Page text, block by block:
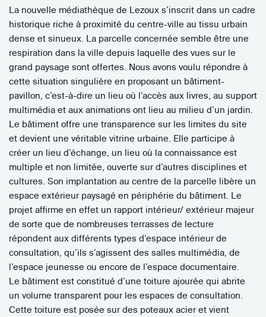
La nouvelle médiathèque de Lezoux s’inscrit dans un cadre
historique riche à proximité du centre-ville au tissu urbain
dense et sinueux. La parcelle concernée semble être une
respiration dans la ville depuis laquelle des vues sur le
grand paysage sont offertes. Nous avons voulu répondre à
cette situation singulière en proposant un bâtiment-
pavillon, c’est-à-dire un lieu où l’accès aux livres, au support
multimédia et aux animations ont lieu au milieu d’un jardin.
Le bâtiment offre une transparence sur les limites du site
et devient une véritable vitrine urbaine. Elle participe à
créer un lieu d’échange, un lieu où la connaissance est
multiple et non limitée, ouverte sur d’autres disciplines et
cultures. Son implantation au centre de la parcelle libère un
espace extérieur paysagé en périphérie du bâtiment. Le
projet affirme en effet un rapport intérieur/ extérieur majeur
de sorte que de nombreuses terrasses de lecture
répondent aux différents types d’espace intérieur de
consultation, qu’ils s’agissent des salles multimédia, de
l’espace jeunesse ou encore de l’espace documentaire.
Le bâtiment est constitué d’une toiture ajourée qui abrite
un volume transparent pour les espaces de consultation.
Cette toiture est posée sur des poteaux acier et vient